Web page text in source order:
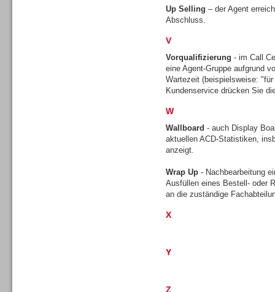
Up Selling – der Agent
Abschluss.
V
Vorqualifizierung - im Call
eine Agent-Gruppe aufgrund
Wartezeit (beispielsweise:
Kundenservice drücken Sie
W
Wallboard - auch Display
aktuellen ACD-Statistiken,
anzeigt.
Wrap Up - Nachbearbeitung
Ausfüllen eines Bestell- oder
an die zuständige
X
Y
Z